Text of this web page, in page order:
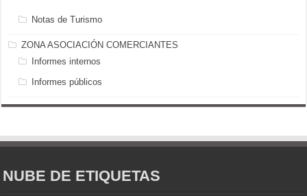
Notas de Turismo
ZONA ASOCIACIÓN COMERCIANTES
Informes internos
Informes públicos
NUBE DE ETIQUETAS